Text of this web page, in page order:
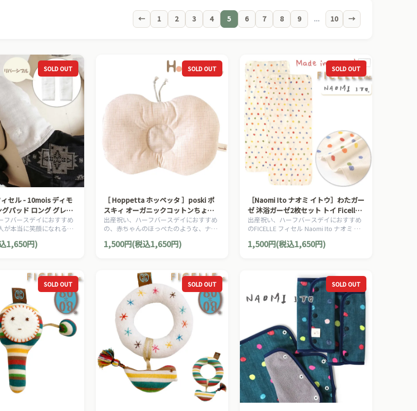
← 1 2 3 4 5 6 7 8 9 ... 10 →
SOLD OUT
ィセル - 10mois ディモ
パッド ロング グレー
6重ガーゼ 日本製 リ
フバースデイにおすすめ
が本当に笑顔になれるモ
ベビー用品です。
1,650円)
SOLD OUT
［ Hoppetta ホッペッタ ］poski ポ
スキィ オーガニックコットンちょう
ちょまくら FICELLE フィセル 日本製
お昼寝 赤ちゃん 枕
出産祝い、ハーフバースデイにおすすめ
の、赤ちゃんのほっぺたのような、ナチ
ホッペッタのママ＆ベビー用品です。
1,500円(税込1,650円)
SOLD OUT
［Naomi Ito ナオミ イトウ］わたガー
ゼ 沐浴ガーゼ2枚セット トイ Ficelle
フィセル 日本製 ダブルガーゼ バスタ
オル お風呂 プール
出産祝い、ハーフバースデイにおすすめ
のFICELLE フィセル Naomi Ito ナオミ イ
1,500円(税込1,650円)
SOLD OUT SOLD OUT SOLD OUT